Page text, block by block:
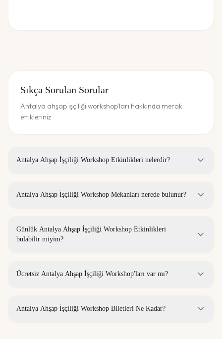
Sıkça Sorulan Sorular
Antalya ahşap i̇şçiliği workshop'ları hakkında merak
ettikleriniz
Antalya Ahşap İşçiliği Workshop Etkinlikleri nelerdir?
Antalya Ahşap İşçiliği Workshop Mekanları nerede bulunur?
Günlük Antalya Ahşap İşçiliği Workshop Etkinlikleri
bulabilir miyim?
Ücretsiz Antalya Ahşap İşçiliği Workshop'ları var mı?
Antalya Ahşap İşçiliği Workshop Biletleri Ne Kadar?